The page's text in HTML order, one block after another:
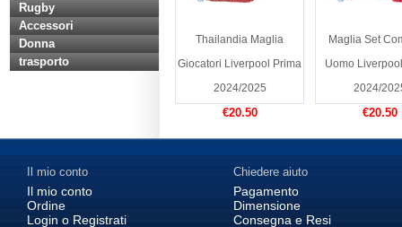
Rugby
Accessori
Donna
trasporto
Thailandia Maglia
Giocatori Liverpool Prima
2024/2025
€20.50
Maglia Set
Uomo
2024/
€20.50
Il mio conto
Il mio conto
Ordine
Login o Registrati
Chiedere aiuto
Pagamento
Dimensione
Consegna e Resi